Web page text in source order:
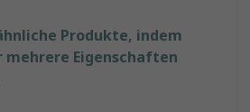
Produkte, indem
mehrere Eigenschaften